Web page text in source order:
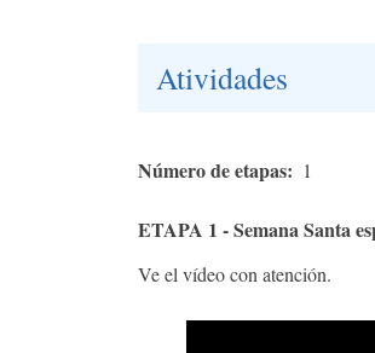
Atividades
Número de etapas 1
ETAPA 1 - Semana Santa
Ve el vídeo con atención.